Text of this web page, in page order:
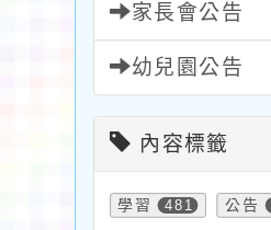
家長會公告
幼兒園公告
內容標籤
學習 481 公告